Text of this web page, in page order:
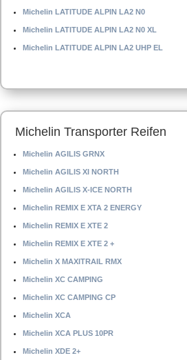
Michelin LATITUDE ALPIN LA2 N0
Michelin LATITUDE ALPIN LA2 N0 XL
Michelin LATITUDE ALPIN LA2 UHP EL
Michelin Transporter Reifen
Michelin AGILIS GRNX
Michelin AGILIS XI NORTH
Michelin AGILIS X-ICE NORTH
Michelin REMIX E XTA 2 ENERGY
Michelin REMIX E XTE 2
Michelin REMIX E XTE 2 +
Michelin X MAXITRAIL RMX
Michelin XC CAMPING
Michelin XC CAMPING CP
Michelin XCA
Michelin XCA PLUS 10PR
Michelin XDE 2+